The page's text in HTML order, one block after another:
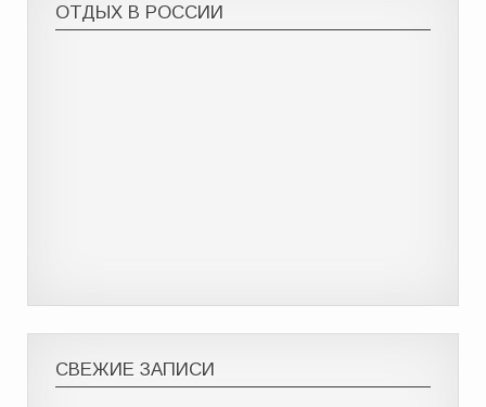
ОТДЫХ В РОССИИ
СВЕЖИЕ ЗАПИСИ